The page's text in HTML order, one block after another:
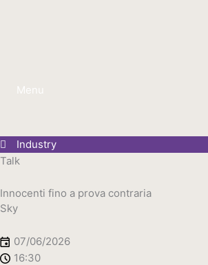
Menu
Industry
Talk
Innocenti fino a prova contraria
Sky
07/06/2026
16:30